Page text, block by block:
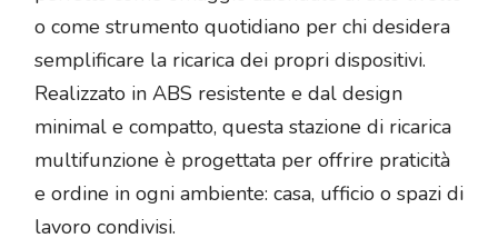
o come strumento quotidiano per chi desidera
semplificare la ricarica dei propri dispositivi.
Realizzato in ABS resistente e dal design
minimal e compatto, questa stazione di ricarica
multifunzione è progettata per offrire praticità
e ordine in ogni ambiente: casa, ufficio o spazi di
lavoro condivisi.